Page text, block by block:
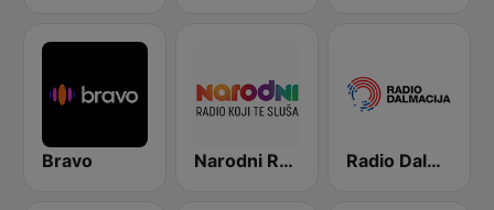
Bravo Narodni Radio Radio Dalmacija